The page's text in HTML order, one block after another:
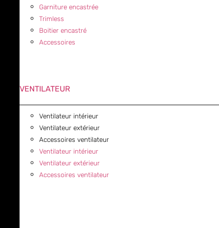
Garniture encastrée
Trimless
Boitier encastré
Accessoires
VENTILATEUR
Ventilateur intérieur
Ventilateur extérieur
Accessoires ventilateur
Ventilateur intérieur
Ventilateur extérieur
Accessoires ventilateur